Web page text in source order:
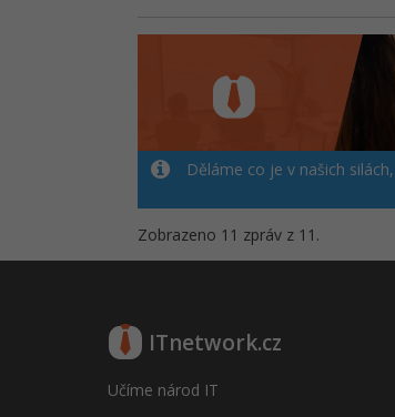
Děláme co je v našich
Zobrazeno 11 zpráv z 11.
ITnetwork.cz
Učíme národ IT